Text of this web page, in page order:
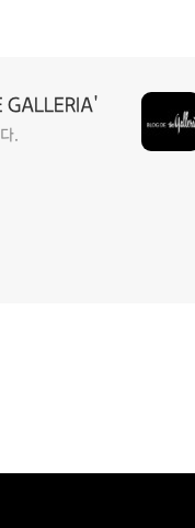
GALLERIA'
.